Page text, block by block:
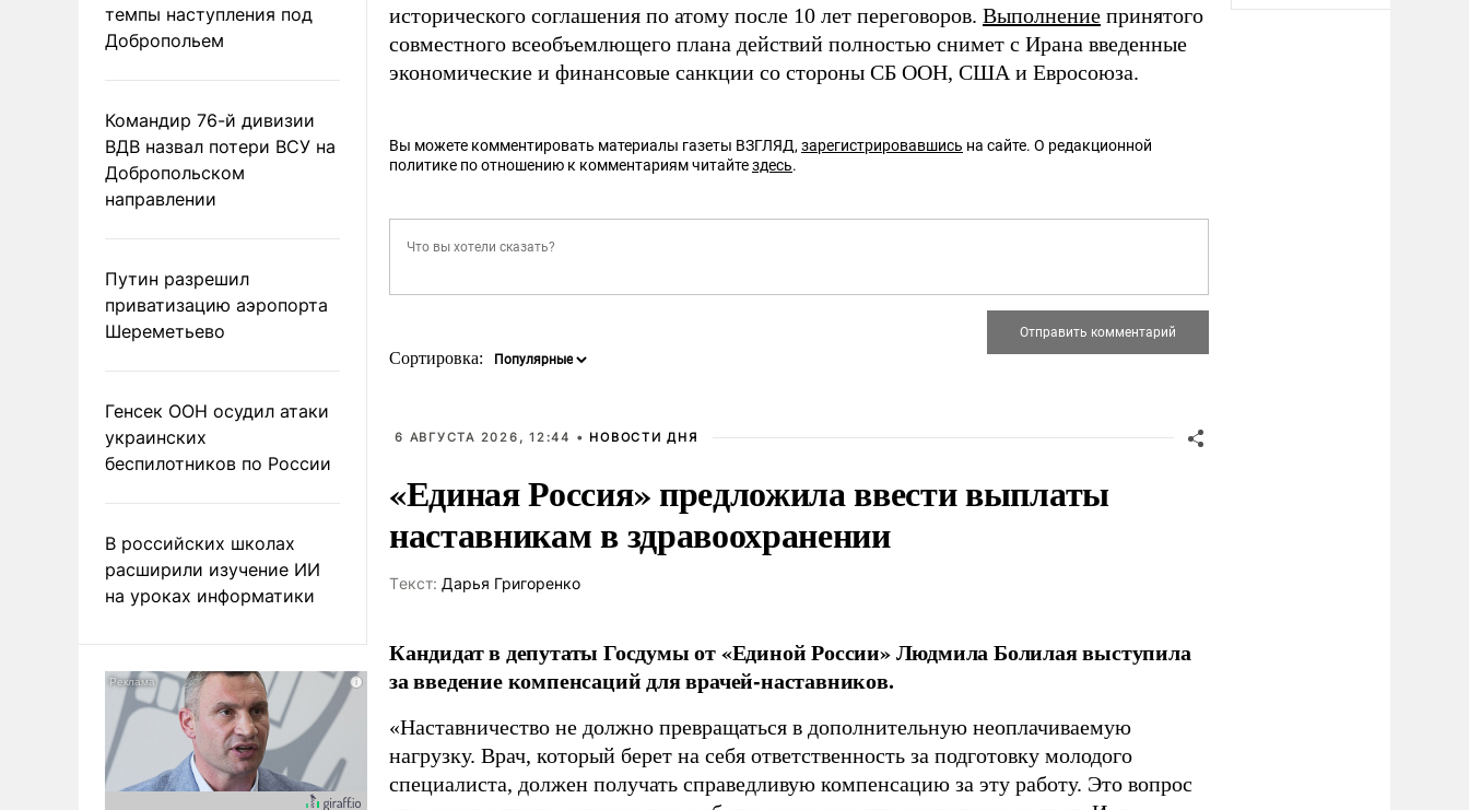
темпы наступления под
Добропольем
Командир 76-й дивизии
ВДВ назвал потери ВСУ на
Добропольском
направлении
Путин разрешил
приватизацию аэропорта
Шереметьево
Генсек ООН осудил атаки
украинских
беспилотников по России
В российских школах
расширили изучение ИИ
на уроках информатики
исторического соглашения по атому после 10 лет переговоров. Выполнение принятого
совместного всеобъемлющего плана действий полностью снимет с Ирана введенные
экономические и финансовые санкции со стороны СБ ООН, США и Евросоюза.
Вы можете комментировать материалы газеты ВЗГЛЯД, зарегистрировавшись на сайте. О редакционной
политике по отношению к комментариям читайтездесь.
Сортировка:
6 АВГУСТА 2026, 12:44 • НОВОСТИ ДНЯ
«Единая Россия» предложила ввести выплаты
наставникам в здравоохранении
Tекст: Дарья Григоренко
Кандидат в депутаты Госдумы от «Единой России» Людмила Болилая выступила
за введение компенсаций для врачей-наставников.
«Наставничество не должно превращаться в дополнительную неоплачиваемую
нагрузку. Врач, который берет на себя ответственность за подготовку молодого
специалиста, должен получать справедливую компенсацию за эту работу. Это вопрос